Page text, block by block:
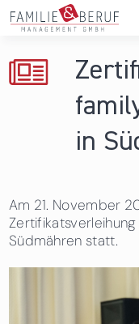
Direkt zum Inhalt
Hochschulen
Das sind wir
News & Events
in
Am 21. November
Südmähren statt.